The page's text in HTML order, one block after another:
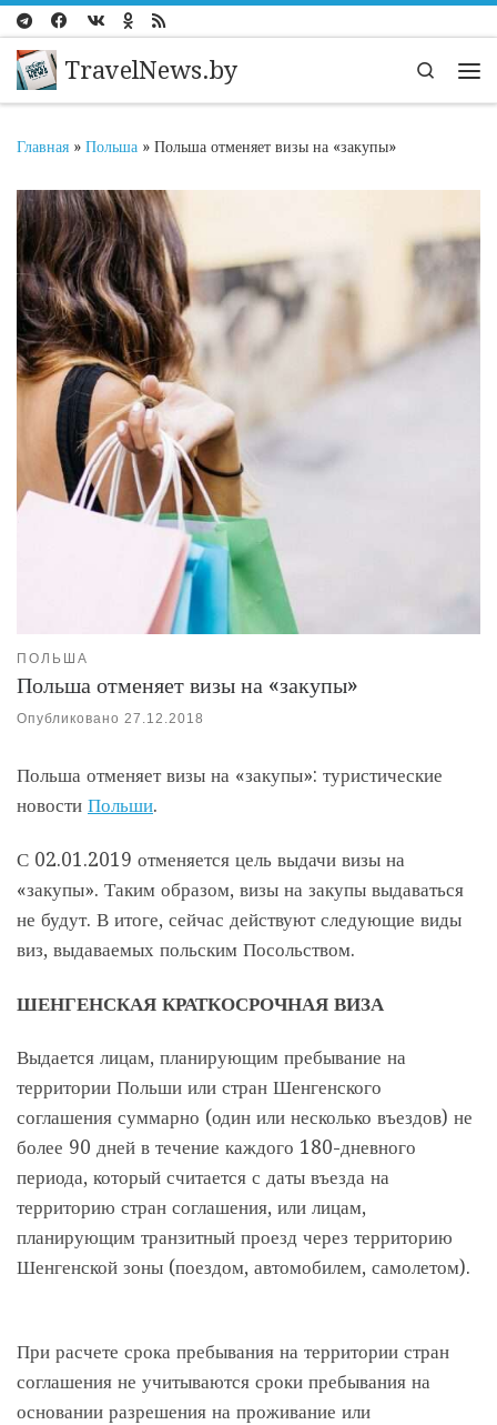
Перейти к содержимому
TravelNews.by
Search
Главная » Польша » Польша отменяет визы на «закупы»
ПОЛЬША
Польша отменяет визы на «закупы»
Опубликовано 27.12.2018
Польша отменяет визы на «закупы»: туристические
новости Польши.
С 02.01.2019 отменяется цель выдачи визы на
«закупы». Таким образом, визы на закупы выдаваться
не будут. В итоге, сейчас действуют следующие виды
виз, выдаваемых польским Посольством.
ШЕНГЕНСКАЯ КРАТКОСРОЧНАЯ ВИЗА
Выдается лицам, планирующим пребывание на
территории Польши или стран Шенгенского
соглашения суммарно (один или несколько въездов) не
более 90 дней в течение каждого 180-дневного
периода, который считается с даты въезда на
территорию стран соглашения, или лицам,
планирующим транзитный проезд через территорию
Шенгенской зоны (поездом, автомобилем, самолетом).
При расчете срока пребывания на территории стран
соглашения не учитываются сроки пребывания на
основании разрешения на проживание или